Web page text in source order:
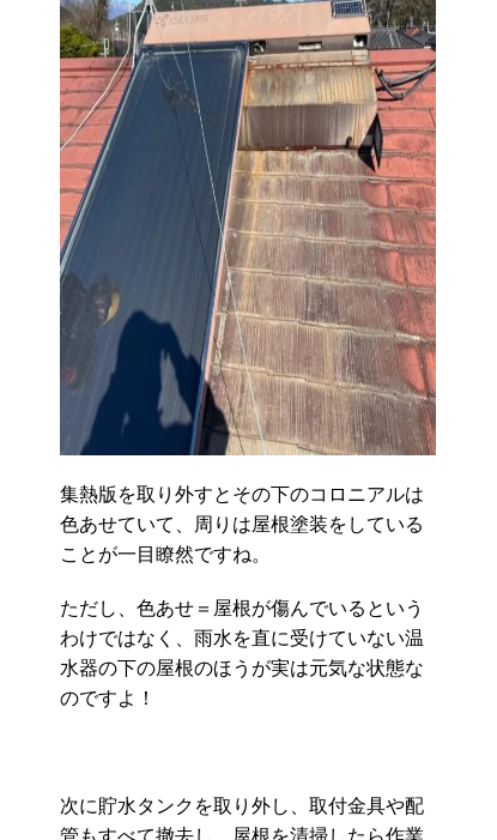
集熱版を取り外すとその下のコロニアルは
色あせていて、周りは屋根塗装をしている
ことが一目瞭然ですね。
ただし、色あせ＝屋根が傷んでいるという
わけではなく、雨水を直に受けていない温
水器の下の屋根のほうが実は元気な状態な
のですよ！
次に貯水タンクを取り外し、取付金具や配
管もすべて撤去し、屋根を清掃したら作業